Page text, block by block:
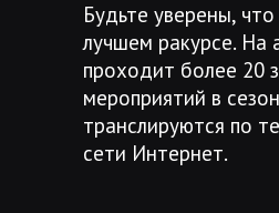
Будьте уверены,
лучшем ракурсе. На
проходит более 20
мероприятий в
транслируются по
сети Интернет.